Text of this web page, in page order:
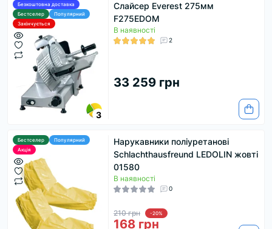
Безкоштовна доставка
Бестселер
Популярний
Закінчується
3
Слайсер Everest 275мм
F275EDOM
В наявності
2
33 259 грн
Бестселер
Популярний
Акція
Нарукавники поліуретанові
Schlachthausfreund LEDOLIN жовті
01580
В наявності
0
210 грн -20%
168 грн